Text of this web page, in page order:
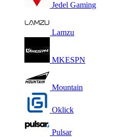
Jedel Gaming
Lamzu
MKESPN
Mountain
Oklick
Pulsar